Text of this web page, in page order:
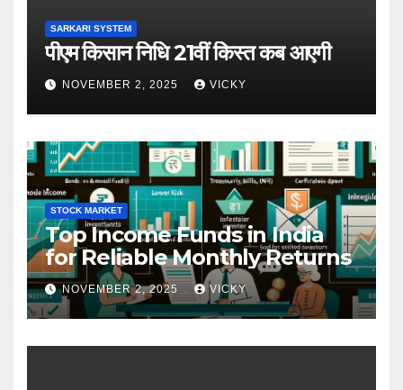
SARKARI SYSTEM
पीएम किसान निधि 21वीं किस्त कब आएगी
NOVEMBER 2, 2025 VICKY
STOCK MARKET
Top Income Funds in India
for Reliable Monthly Returns
NOVEMBER 2, 2025 VICKY